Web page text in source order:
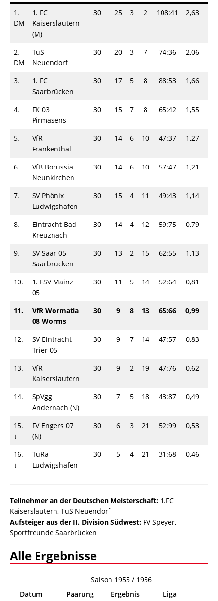
1.
DM
1. FC
Kaiserslautern
(M)
30 25 3 2 108:41 2,63
2.
DM
TuS
Neuendorf
30 20 3 7 74:36 2,06
3.
1. FC
Saarbrücken
30 17 5 8 88:53 1,66
4.
FK 03
Pirmasens
30 15 7 8 65:42 1,55
5.
VfR
Frankenthal
30 14 6 10 47:37 1,27
6.
VfB Borussia
Neunkirchen
30 14 6 10 57:47 1,21
7.
SV Phönix
Ludwigshafen
30 15 4 11 49:43 1,14
8.
Eintracht Bad
Kreuznach
30 14 4 12 59:75 0,79
9.
SV Saar 05
Saarbrücken
30 13 2 15 62:55 1,13
10.
1. FSV Mainz
05
30 11 5 14 52:64 0,81
11.
VfR Wormatia
08 Worms
30 9 8 13 65:66 0,99
12.
SV Eintracht
Trier 05
30 9 7 14 47:57 0,83
13.
VfR
Kaiserslautern
30 9 2 19 47:76 0,62
14.
SpVgg
Andernach (N)
30 7 5 18 43:87 0,49
15.
↓
FV Engers 07
(N)
30 6 3 21 52:99 0,53
16.
↓
TuRa
Ludwigshafen
30 5 4 21 31:68 0,46
Teilnehmer an der Deutschen Meisterschaft: 1.FC
Kaiserslautern, TuS Neuendorf
Aufsteiger aus der II. Division Südwest: FV Speyer,
Sportfreunde Saarbrücken
Alle Ergebnisse
Saison 1955 / 1956
Datum
Paarung Ergebnis Liga